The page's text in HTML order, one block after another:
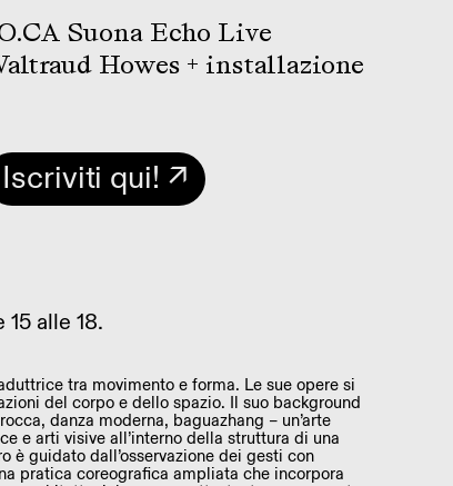
Suona Echo Live
Howes + installazione
Iscriviti qui! ↗
alle 18.
tra movimento e forma. Le sue opere si
del corpo e dello spazio. Il suo background
danza moderna, baguazhang – un’arte
e arti visive all’interno della struttura di una
è guidato dall’osservazione dei gesti con
pratica coreografica ampliata che incorpora